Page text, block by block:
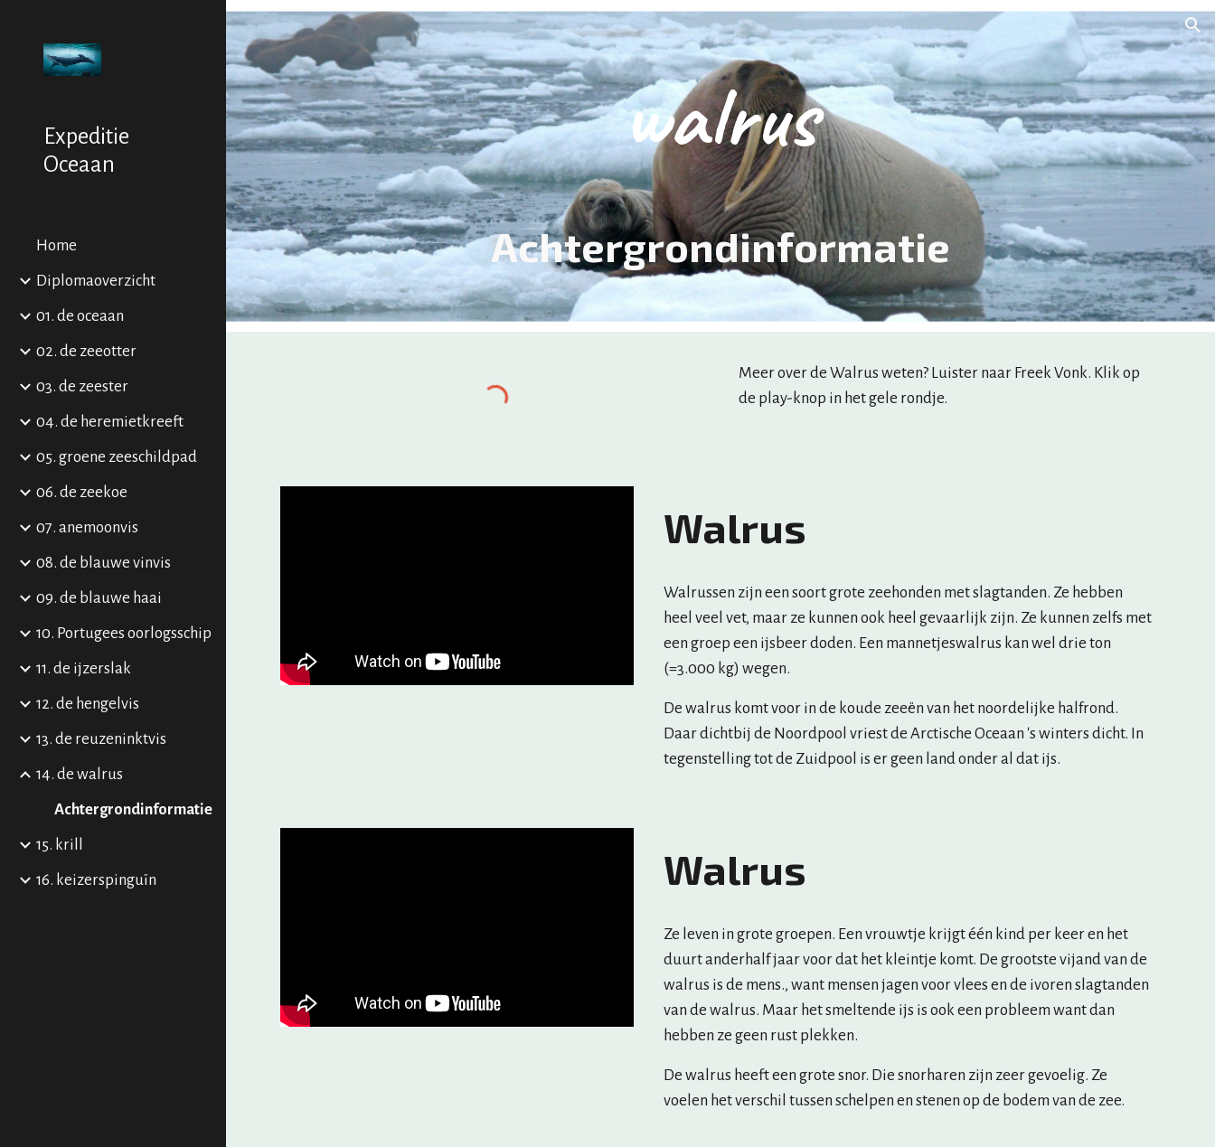
Skip to main content Skip to navigation
Expeditie
Oceaan
Home
Diplomaoverzicht
01. de oceaan
02. de zeeotter
03. de zeester
04. de heremietkreeft
05. groene zeeschildpad
06. de zeekoe
07. anemoonvis
08. de blauwe vinvis
09. de blauwe haai
10. Portugees oorlogsschip
11. de ijzerslak
12. de hengelvis
13. de reuzeninktvis
14. de walrus
Achtergrondinformatie
15. krill
16. keizerspinguïn
walrus
Achtergrondinformatie
Meer over de Walrus weten? Luister naar Freek Vonk. Klik op
de play-knop in het gele rondje.
Walrus
Walrussen zijn een soort grote zeehonden met slagtanden. Ze hebben
heel veel vet, maar ze kunnen ook heel gevaarlijk zijn. Ze kunnen zelfs met
een groep een ijsbeer doden. Een mannetjeswalrus kan wel drie ton
(=3.000 kg) wegen.
De walrus komt voor in de koude zeeën van het noordelijke halfrond.
Daar dichtbij de Noordpool vriest de Arctische Oceaan 's winters dicht. In
tegenstelling tot de Zuidpool is er geen land onder al dat ijs.
Walrus
Ze leven in grote groepen. Een vrouwtje krijgt één kind per keer en het
duurt anderhalf jaar voor dat het kleintje komt. De grootste vijand van de
walrus is de mens., want mensen jagen voor vlees en de ivoren slagtanden
van de walrus. Maar het smeltende ijs is ook een probleem want dan
hebben ze geen rust plekken.
De walrus heeft een grote snor. Die snorharen zijn zeer gevoelig. Ze
voelen het verschil tussen schelpen en stenen op de bodem van de zee.